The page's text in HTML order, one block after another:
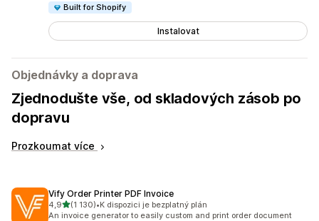
Built for Shopify
Instalovat
Objednávky a doprava
Zjednodušte vše, od skladových zásob po
dopravu
Prozkoumat více
Vify Order Printer PDF Invoice
4,9z 5 hvězd
(1 130)
Celkový počet recenzí: 1130
•K dispozici je bezplatný plán
An invoice generator to easily custom and print order document